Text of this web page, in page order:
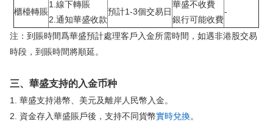
櫃檯轉賬
1.線下轉賬
2.通知華盛收款
預計1-3個交易日
華盛不收費
銀行可能收費
-
注：到賬時間爲華盛預計處理客戶入金所需時間，如遇非港股交易
時段，到賬時間將順延。
三、華盛支持的入金币种
1. 華盛支持港幣、美元及離岸人民幣入金。
2. 資金存入華盛賬戶後，支持不同貨幣實時兌換。